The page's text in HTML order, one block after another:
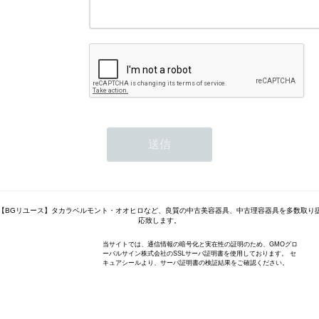
BGリユース】タカラベルモント・オオヒロなど、良質の中古美容器具、中古理容器具を多数取り
応致します。
当サイトでは、通信情報の暗号化と実在性の証明のため、GMOグロ
ーバルサイン株式会社のSSLサーバ証明書を使用しております。 セ
キュアシールより、サーバ証明書の検証結果をご確認ください。